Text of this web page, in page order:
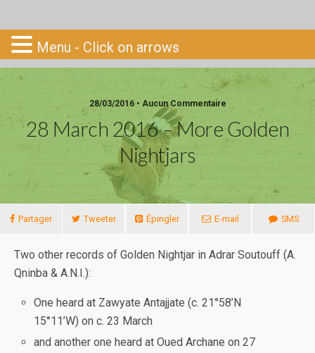
Go-South
28/03/2016 • Aucun Commentaire
28 March 2016 – More Golden
Nightjars
Partager Tweeter Épingler E-mail SMS
Two other records of Golden Nightjar in Adrar Soutouff (A.
Qninba & A.N.I.):
One heard at Zawyate Antajjate (c. 21°58’N
15°11’W) on c. 23 March
and another one heard at Oued Archane on 27
Menu - Click on arrows